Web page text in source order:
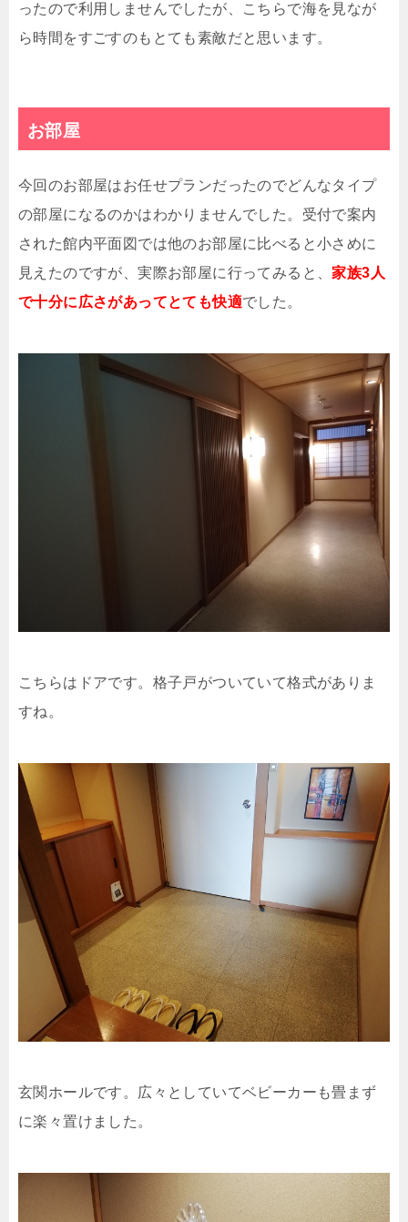
ったので利用しませんでしたが、こちらで海を見なが
ら時間をすごすのもとても素敵だと思います。
お部屋
今回のお部屋はお任せプランだったのでどんなタイプ
の部屋になるのかはわかりませんでした。受付で案内
された館内平面図では他のお部屋に比べると小さめに
見えたのですが、実際お部屋に行ってみると、家族3人
で十分に広さがあってとても快適でした。
こちらはドアです。格子戸がついていて格式がありま
すね。
玄関ホールです。広々としていてベビーカーも畳まず
に楽々置けました。